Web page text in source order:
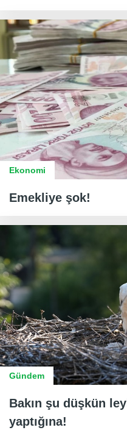
Ekonomi
Emekliye şok!
Gündem
Bakın şu düşkün
yaptığına!